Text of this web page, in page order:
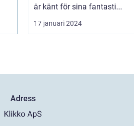
är känt för sina fantasti...
17 januari 2024
Adress